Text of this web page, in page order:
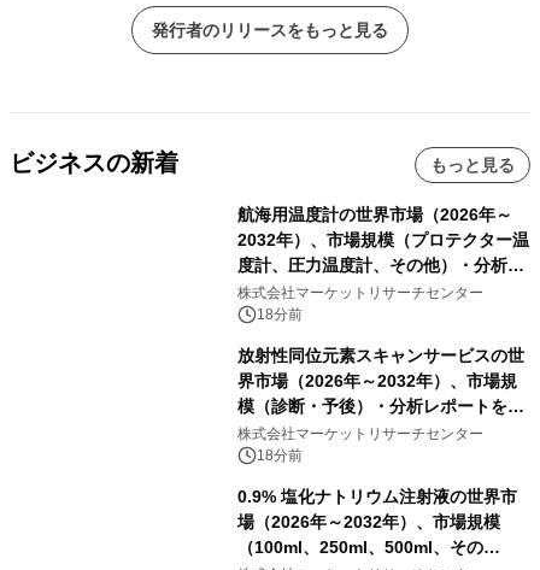
発行者のリリースをもっと見る
ビジネスの新着 もっと見る
航海用温度計の世界市場（2026年～
2032年）、市場規模（プロテクター温
度計、圧力温度計、その他）・分析レ
ポートを発表
株式会社マーケットリサーチセンター
18分前
放射性同位元素スキャンサービスの世
界市場（2026年～2032年）、市場規
模（診断・予後）・分析レポートを発
表
株式会社マーケットリサーチセンター
18分前
0.9% 塩化ナトリウム注射液の世界市
場（2026年～2032年）、市場規模
（100ml、250ml、500ml、その